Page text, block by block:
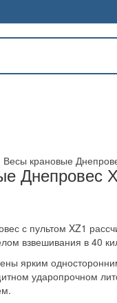
Весы крановые
Днепровес
с пультом XZ1
взвешивания в 40
ярким
ударопрочном